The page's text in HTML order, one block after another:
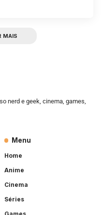
MAIS
nerd e geek, cinema, games,
Menu
Home
Anime
Cinema
Séries